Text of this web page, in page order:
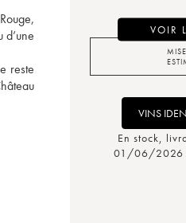
reste
VOIR
VINS
En stock,
01/06/2026